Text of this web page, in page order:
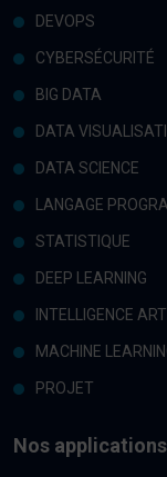
DEVOPS
CYBERSÉCURITÉ
BIG DATA
DATA
DATA SCIENCE
LANGAGE
STATISTIQUE
DEEP LEARNING
INTELLIGENCE
MACHINE
PROJET
Nos applications